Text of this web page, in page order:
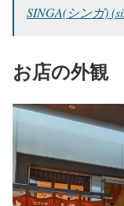
SINGA(シンガ)
お店の外観